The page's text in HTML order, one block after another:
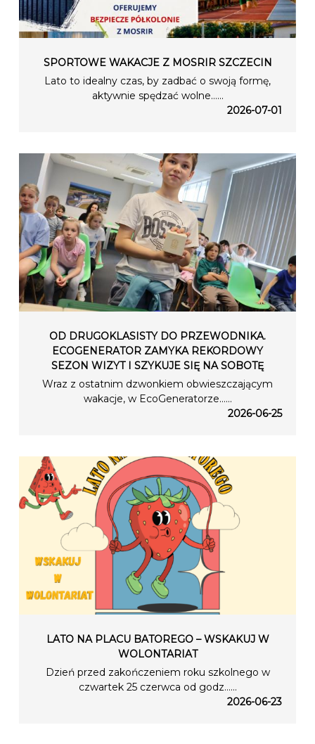
SPORTOWE WAKACJE Z MOSRIR SZCZECIN
Lato to idealny czas, by zadbać o swoją formę,
aktywnie spędzać wolne…...
2026-07-01
OD DRUGOKLASISTY DO PRZEWODNIKA.
ECOGENERATOR ZAMYKA REKORDOWY
SEZON WIZYT I SZYKUJE SIĘ NA SOBOTĘ
Wraz z ostatnim dzwonkiem obwieszczającym
wakacje, w EcoGeneratorze…...
2026-06-25
LATO NA PLACU BATOREGO – WSKAKUJ W
WOLONTARIAT
Dzień przed zakończeniem roku szkolnego w
czwartek 25 czerwca od godz…...
2026-06-23